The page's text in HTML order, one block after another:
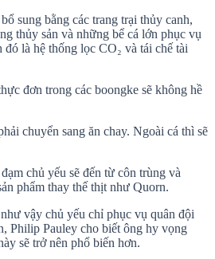
sung bằng các trang trại thủy canh,
thủy sản và những bể cá lớn phục vụ
đó là hệ thống lọc CO₂ và tái chế tài
đơn trong các boongke sẽ không hề
chuyển sang ăn chay. Ngoài cá thì sẽ
chủ yếu sẽ đến từ côn trùng và
phẩm thay thế thịt như Quorn.
vậy chủ yếu chỉ phục vụ quân đội
Philip Pauley cho biết ông hy vọng
sẽ trở nên phổ biến hơn.